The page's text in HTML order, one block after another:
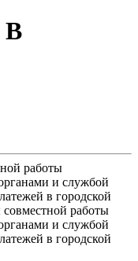
работы
и службой
в городской
работы
и службой
в городской